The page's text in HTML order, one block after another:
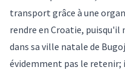
transport grâce à une
rendre en Croatie,
dans sa ville natale de
évidemment pas le retenir;